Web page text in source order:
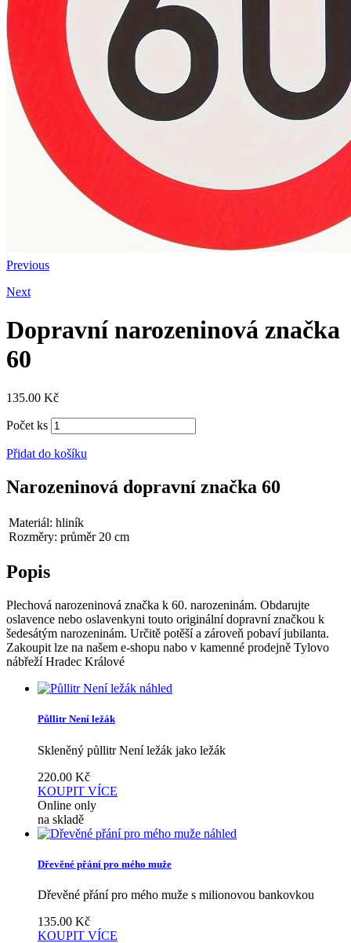
Previous
Next
Dopravní narozeninová značka
60
135.00 Kč
Počet ks
Přidat do košíku
Narozeninová dopravní značka 60
Materiál: hliník
Rozměry: průměr 20 cm
Popis
Plechová narozeninová značka k 60. narozeninám. Obdarujte
oslavence nebo oslavenkyni touto originální dopravní značkou k
šedesátým narozeninám. Určitě potěší a zároveň pobaví jubilanta.
Zakoupit lze na našem e-shopu nabo v kamenné prodejně Tylovo
nábřeží Hradec Králové
náhled
Půllitr Není ležák
Skleněný půllitr Není ležák jako ležák
220.00 Kč
KOUPIT VÍCE
Online only
na skladě
náhled
Dřevěné přání pro mého muže
Dřevěné přání pro mého muže s milionovou bankovkou
135.00 Kč
KOUPIT VÍCE